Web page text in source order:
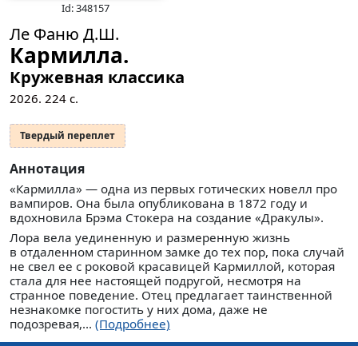
Id: 348157
Ле Фаню Д.Ш.
Кармилла.
Кружевная классика
2026. 224 с.
Твердый переплет
Аннотация
«Кармилла» — одна из первых готических новелл про
вампиров. Она была опубликована в 1872 году и
вдохновила Брэма Стокера на создание «Дракулы».
Лора вела уединенную и размеренную жизнь
в отдаленном старинном замке до тех пор, пока случай
не свел ее с роковой красавицей Кармиллой, которая
стала для нее настоящей подругой, несмотря на
странное поведение. Отец предлагает таинственной
незнакомке погостить у них дома, даже не
подозревая,... (Подробнее)